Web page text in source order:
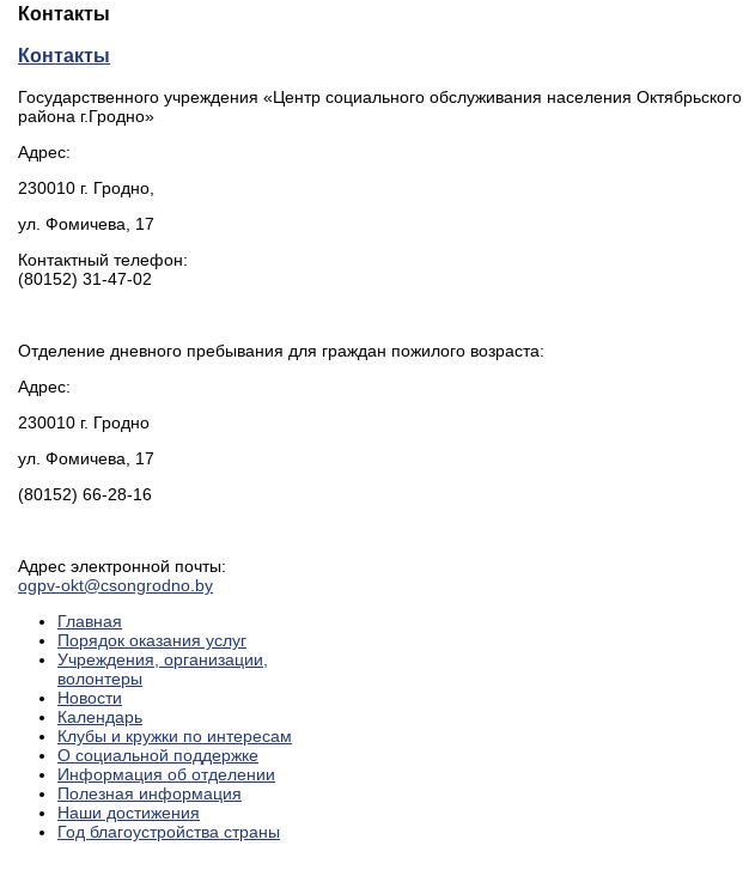
Контакты
Контакты
Государственного учреждения «Центр социального обслуживания населения Октябрьского
района г.Гродно»
Адрес:
230010 г. Гродно,
ул. Фомичева, 17
Контактный телефон:
(80152) 31-47-02
Отделение дневного пребывания для граждан пожилого возраста:
Адрес:
230010 г. Гродно
ул. Фомичева, 17
(80152) 66-28-16
Адрес электронной почты:
ogpv-okt@csongrodno.by
Главная
Порядок оказания услуг
Учреждения, организации,
волонтеры
Новости
Календарь
Клубы и кружки по интересам
О социальной поддержке
Информация об отделении
Полезная информация
Наши достижения
Год благоустройства страны